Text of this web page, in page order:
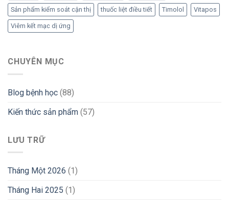
Sản phẩm kiểm soát cận thị thuốc liệt điều tiết Timolol Vitapos
Viêm kết mạc dị ứng
CHUYÊN MỤC
Blog bệnh học (88)
Kiến thức sản phẩm (57)
LƯU TRỮ
Tháng Một 2026 (1)
Tháng Hai 2025 (1)